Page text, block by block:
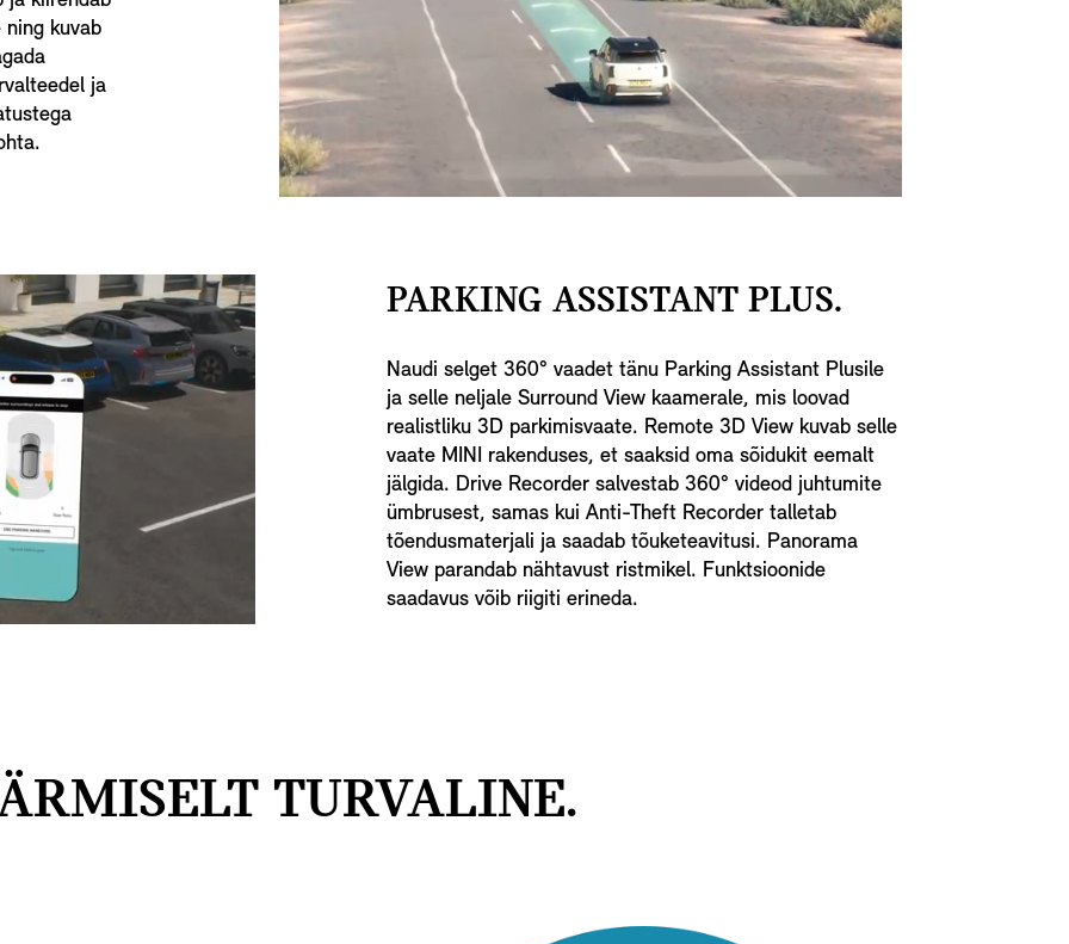
kuvab
ja
PARKING ASSISTANT PLUS.
Naudi selget 360° vaadet tänu Parking Assistant Plusile
ja selle neljale Surround View kaamerale, mis loovad
realistliku 3D parkimisvaate. Remote 3D View kuvab selle
vaate MINI rakenduses, et saaksid oma sõidukit eemalt
jälgida. Drive Recorder salvestab 360° videod juhtumite
ümbrusest, samas kui Anti-Theft Recorder talletab
tõendusmaterjali ja saadab tõuketeavitusi. Panorama
View parandab nähtavust ristmikel. Funktsioonide
saadavus võib riigiti erineda.
TURVALINE.